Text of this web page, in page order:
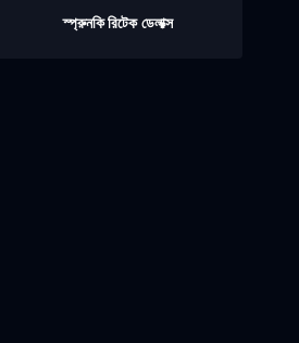
স্প্রুনকি রিটেক ডেলাক্স